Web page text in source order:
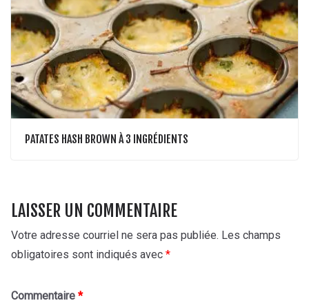
PATATES HASH BROWN À 3 INGRÉDIENTS
LAISSER UN COMMENTAIRE
Votre adresse courriel ne sera pas publiée. Les champs
obligatoires sont indiqués avec *
Commentaire *